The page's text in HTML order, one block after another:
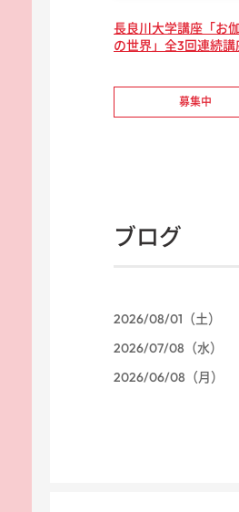
長良川大学講座「お
の世界」全3回連続講
募集中
ブログ
2026/08/01（土）
2026/07/08（水）
2026/06/08（月）